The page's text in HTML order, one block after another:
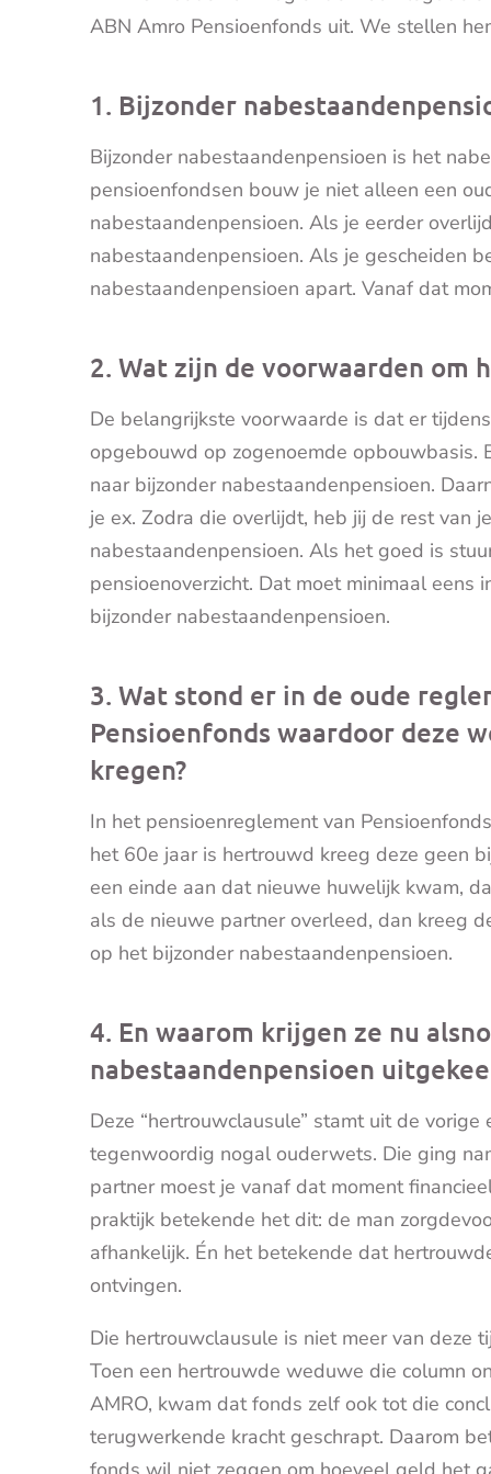
ABN Amro Pensioenfonds uit. We stellen
1. Bijzonder
Bijzonder nabestaandenpensioen is het
pensioenfondsen bouw je niet alleen een
nabestaandenpensioen. Als je eerder
nabestaandenpensioen. Als je gescheiden
nabestaandenpensioen apart. Vanaf dat
2. Wat zijn de voorwaarden om
De belangrijkste voorwaarde is dat er
opgebouwd op zogenoemde opbouwbasis.
naar bijzonder nabestaandenpensioen.
je ex. Zodra die overlijdt, heb jij de rest van
nabestaandenpensioen. Als het goed is
pensioenoverzicht. Dat moet minimaal
bijzonder nabestaandenpensioen.
3. Wat stond er in de oude
Pensioenfonds waardoor deze
kregen?
In het pensioenreglement van
het 60e jaar is hertrouwd kreeg deze geen
een einde aan dat nieuwe huwelijk kwam,
als de nieuwe partner overleed, dan kreeg
op het bijzonder nabestaandenpensioen.
4. En waarom krijgen ze nu
nabestaandenpensioen
Deze “hertrouwclausule” stamt uit de
tegenwoordig nogal ouderwets. Die ging
partner moest je vanaf dat moment
praktijk betekende het dit: de man
afhankelijk. Én het betekende dat
ontvingen.
Die hertrouwclausule is niet meer van deze
Toen een hertrouwde weduwe die column
AMRO, kwam dat fonds zelf ook tot die
terugwerkende kracht geschrapt. Daarom